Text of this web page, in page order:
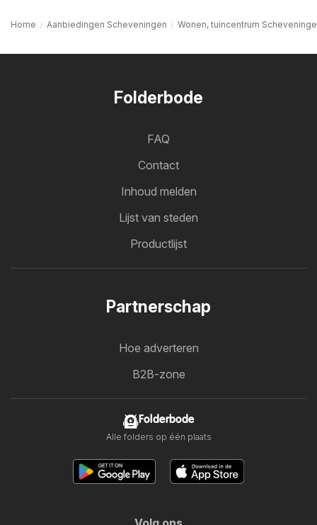
Home Aanbiedingen Scheveningen Wonen, tuincentrum
Folderbode
FAQ
Contact
Inhoud melden
Lijst van steden
Productlijst
Partnerschap
Hoe adverteren
B2B-zone
Folderbode
Alle folders op één plaats